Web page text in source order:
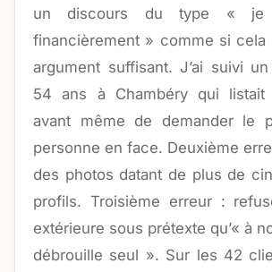
un discours du type « je
financièrement » comme si cela
argument suffisant. J’ai suivi
54 ans à Chambéry qui listait
avant même de demander le
personne en face. Deuxième
des photos datant de plus de
profils. Troisième erreur :
extérieure sous prétexte qu’« à
débrouille seul ». Sur les 42